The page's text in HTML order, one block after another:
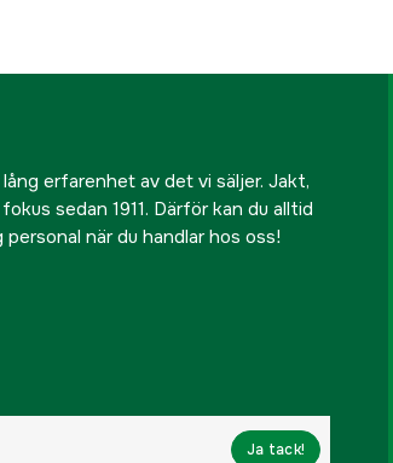
erfarenhet av det vi säljer. Jakt,
sedan 1911. Därför kan du alltid
när du handlar hos oss!
Ja tack!